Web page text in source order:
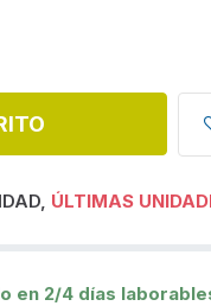
ÚLTIMAS
en 2/4 días